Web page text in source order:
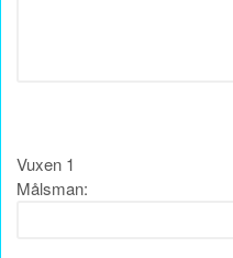
Vuxen 1
Målsman: